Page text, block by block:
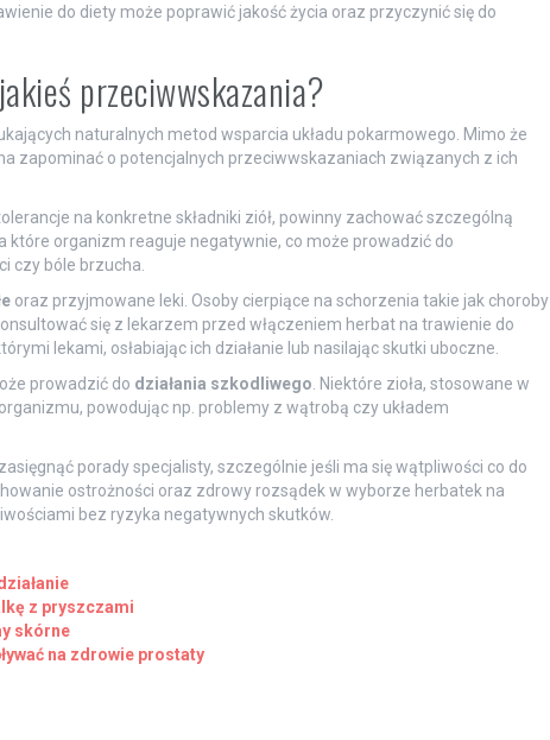
do diety może poprawić jakość życia oraz przyczynić się do
przeciwwskazania?
naturalnych metod wsparcia układu pokarmowego. Mimo że
zapominać o potencjalnych przeciwwskazaniach związanych z ich
na konkretne składniki ziół, powinny zachować szczególną
które organizm reaguje negatywnie, co może prowadzić do
czy bóle brzucha.
oraz przyjmowane leki. Osoby cierpiące na schorzenia takie jak choroby
się z lekarzem przed włączeniem herbat na trawienie do
lekami, osłabiając ich działanie lub nasilając skutki uboczne.
prowadzić do działania szkodliwego . Niektóre zioła, stosowane w
powodując np. problemy z wątrobą czy układem
porady specjalisty, szczególnie jeśli ma się wątpliwości co do
ostrożności oraz zdrowy rozsądek w wyborze herbatek na
bez ryzyka negatywnych skutków.
z pryszczami
skórne
na zdrowie prostaty